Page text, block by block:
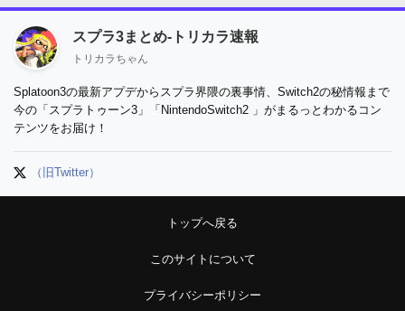
スプラ3まとめ-トリカラ速報
トリカラちゃん
Splatoon3の最新アプデからスプラ界隈の裏事情、Switch2の秘情報まで
今の「スプラトゥーン3」「NintendoSwitch2 」がまるっとわかるコン
テンツをお届け！
（旧Twitter）
トップへ戻る
このサイトについて
プライバシーポリシー